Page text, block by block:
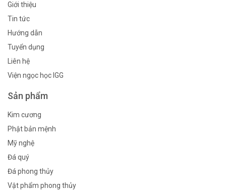
Giới thiệu
Tin tức
Hướng dẫn
Tuyển dụng
Liên hệ
Viện ngọc học IGG
Sản phẩm
Kim cương
Phật bản mệnh
Mỹ nghệ
Đá quý
Đá phong thủy
Vật phẩm phong thủy